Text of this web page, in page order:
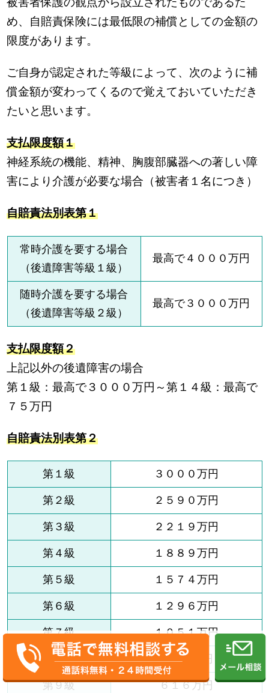
め、自賠責保険には最低限の補償としての金額の
限度があります。
ご自身が認定された等級によって、次のように補
償金額が変わってくるので覚えておいていただき
たいと思います。
支払限度額１
神経系統の機能、精神、胸腹部臓器への著しい障
害により介護が必要な場合（被害者１名につき）
自賠責法別表第１
常時介護を要する場合
（後遺障害等級１級）
最高で４０００万円
随時介護を要する場合
（後遺障害等級２級）
最高で３０００万円
支払限度額２
上記以外の後遺障害の場合
第１級：最高で３０００万円～第１４級：最高で
７５万円
自賠責法別表第２
第１級 ３０００万円
第２級 ２５９０万円
第３級 ２２１９万円
第４級 １８８９万円
第５級 １５７４万円
第６級 １２９６万円
第７級 １０５１万円
第８級 ８１９万円
第９級 ６１６万円